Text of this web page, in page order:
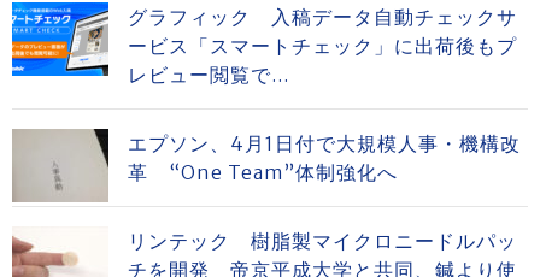
グラフィック 入稿データ自動チェックサ
ービス「スマートチェック」に出荷後もプ
レビュー閲覧で...
エプソン、4月1日付で大規模人事・機構改
革 “One Team”体制強化へ
リンテック 樹脂製マイクロニードルパッ
チを開発 帝京平成大学と共同、鍼より使